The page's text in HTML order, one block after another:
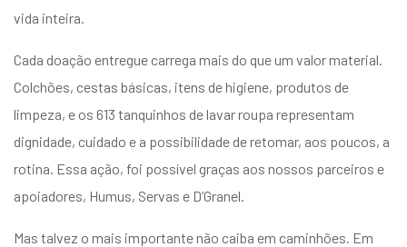
vida inteira.
Cada doação entregue carrega mais do que um valor material.
Colchões, cestas básicas, itens de higiene, produtos de
limpeza, e os 613 tanquinhos de lavar roupa representam
dignidade, cuidado e a possibilidade de retomar, aos poucos, a
rotina. Essa ação, foi possível graças aos nossos parceiros e
apoiadores, Humus, Servas e D’Granel.
Mas talvez o mais importante não caiba em caminhões. Em